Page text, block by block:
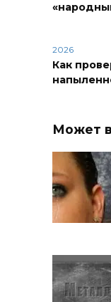
2026
Как
Может